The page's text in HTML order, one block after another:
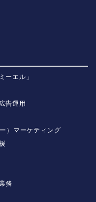
ーエル」
告運用
）マーケティング
務